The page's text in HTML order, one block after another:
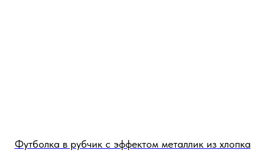
Футболка в рубчик с эффектом металлик из хлопка